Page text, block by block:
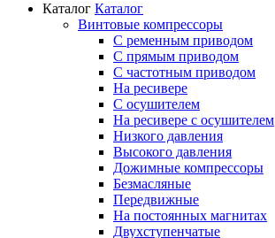
Каталог Каталог
Винтовые компрессоры
С ременным приводом
С прямым приводом
С частотным приводом
На ресивере
С осушителем
На ресивере с осушителем
Низкого давления
Высокого давления
Дожимные компрессоры
Безмасляные
Передвижные
На постоянных магнитах
Двухступенчатые